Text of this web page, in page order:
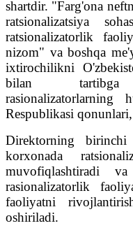
shartdir. "Farg'ona
ratsionalizatsiya
ratsionalizatorlik
nizom" va boshqa
ixtirochilikni
bilan tartibga
rasionalizatorlarning
Respublikasi
Direktorning
korxonada
muvofiqlashtiradi
rasionalizatorlik
faoliyatni
oshiriladi.